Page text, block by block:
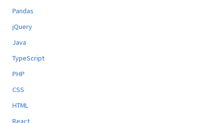
Pandas
jQuery
Java
TypeScript
PHP
CSS
HTML
React